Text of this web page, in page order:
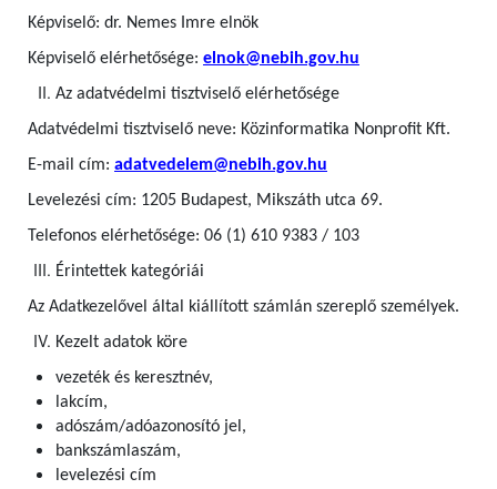
Képviselő: dr. Nemes Imre elnök
Képviselő elérhetősége: elnok@nebih.gov.hu
Az adatvédelmi tisztviselő elérhetősége
Adatvédelmi tisztviselő neve: Közinformatika Nonprofit Kft.
E-mail cím: adatvedelem@nebih.gov.hu
Levelezési cím: 1205 Budapest, Mikszáth utca 69.
Telefonos elérhetősége: 06 (1) 610 9383 / 103
Érintettek kategóriái
Az Adatkezelővel által kiállított számlán szereplő személyek.
Kezelt adatok köre
vezeték és keresztnév,
lakcím,
adószám/adóazonosító jel,
bankszámlaszám,
levelezési cím